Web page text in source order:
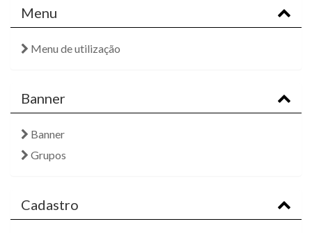
Menu
Menu de utilização
Banner
Banner
Grupos
Cadastro